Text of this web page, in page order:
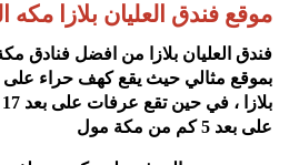
موقع فندق العليان بلازا مكه
على بعد 5 كم من مكة مول